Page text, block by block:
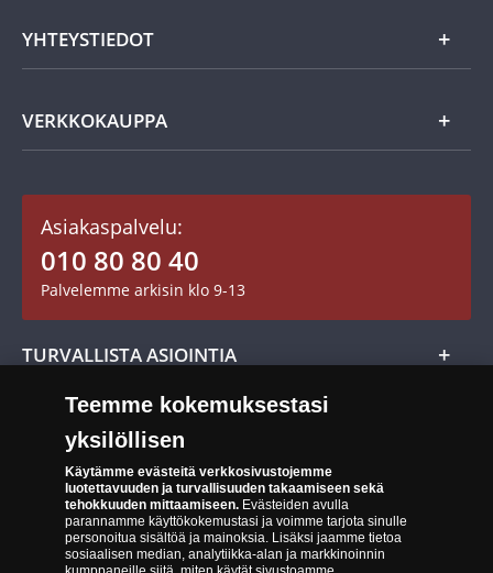
Vanhat rahat
Keräilytarvikkeet
Mitalit
Töihin Suomen Monetaan?
YHTEYSTIEDOT
Asiakaspalvelu
VERKKOKAUPPA
Asiakastili / Omat sivut
Toimitusehdot
Maksutavat
Evästeet Suomen Monetan verkkokaupassa
Saavutettavuusseloste
Asiakaspalvelu:
010 80 80 40
Palvelemme arkisin klo 9-13
TURVALLISTA ASIOINTIA
Turvallinen kumppani
Aitous- ja laatutakuu
14 päivän palautusoikeus
Teemme kokemuksestasi
yksilöllisen
Käytämme evästeitä verkkosivustojemme
luotettavuuden ja turvallisuuden takaamiseen sekä
tehokkuuden mittaamiseen.Evästeiden avulla
parannamme käyttökokemustasi ja voimme tarjota sinulle
personoitua sisältöä ja mainoksia. Lisäksi jaamme tietoa
sosiaalisen median, analytiikka-alan ja markkinoinnin